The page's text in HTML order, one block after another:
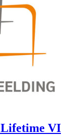
Lifetime VI